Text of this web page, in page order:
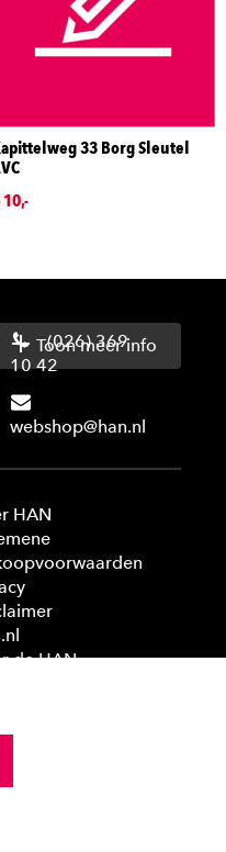
33 Borg Sleutel
10,-
(026) 369
10 42
webshop@han.nl
Toon meer info
HAN
de HAN